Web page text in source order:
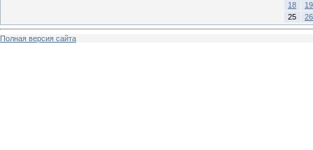
18
19
25
26
Полная версия сайта